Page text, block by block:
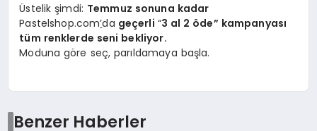
Üstelik şimdi: Temmuz sonuna kadar
Pastelshop.com’da geçerli “3 al 2 öde” kampanyası
tüm renklerde seni bekliyor.
Moduna göre seç, parıldamaya başla.
Benzer Haberler